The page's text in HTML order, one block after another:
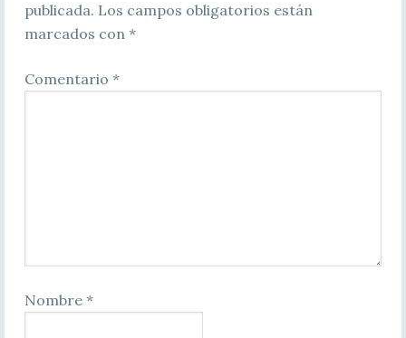
publicada. Los campos obligatorios están
marcados con *
Comentario *
Nombre *